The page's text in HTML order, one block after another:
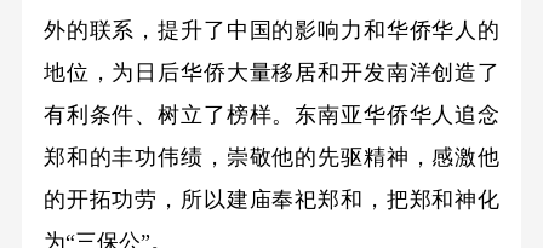
外的联系，提升了中国的影响力和华侨华人的
地位，为日后华侨大量移居和开发南洋创造了
有利条件、树立了榜样。东南亚华侨华人追念
郑和的丰功伟绩，崇敬他的先驱精神，感激他
的开拓功劳，所以建庙奉祀郑和，把郑和神化
为“三保公”。